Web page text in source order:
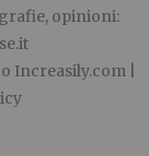
opinioni:
Increasily.com|